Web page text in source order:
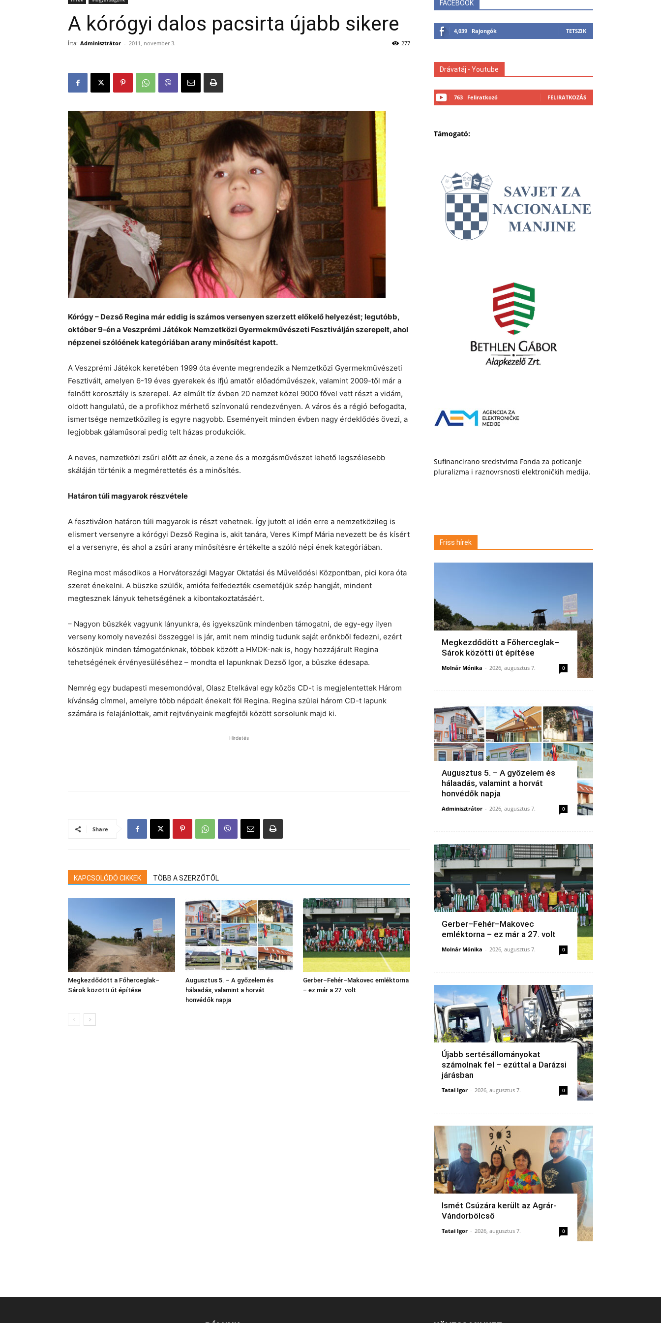
A kórógyi dalos pacsirta újabb sikere
Írta: Adminisztrátor - 2011, november 3. 277
Kórógy – Dezső Regina már eddig is számos versenyen szerzett előkelő helyezést; legutóbb,
október 9-én a Veszprémi Játékok Nemzetközi Gyermekművészeti Fesztiválján szerepelt, ahol
népzenei szólóének kategóriában arany minősítést kapott.
A Veszprémi Játékok keretében 1999 óta évente megrendezik a Nemzetközi Gyermekművészeti
Fesztivált, amelyen 6-19 éves gyerekek és ifjú amatőr előadóművészek, valamint 2009-től már a
felnőtt korosztály is szerepel. Az elmúlt tíz évben 20 nemzet közel 9000 fővel vett részt a vidám,
oldott hangulatú, de a profikhoz mérhető színvonalú rendezvényen. A város és a régió befogadta,
ismertsége nemzetközileg is egyre nagyobb. Eseményeit minden évben nagy érdeklődés övezi, a
legjobbak gálaműsorai pedig telt házas produkciók.
A neves, nemzetközi zsűri előtt az ének, a zene és a mozgásművészet lehető legszélesebb
skáláján történik a megmérettetés és a minősítés.
Határon túli magyarok részvétele
A fesztiválon határon túli magyarok is részt vehetnek. Így jutott el idén erre a nemzetközileg is
elismert versenyre a kórógyi Dezső Regina is, akit tanára, Veres Kimpf Mária nevezett be és kísért
el a versenyre, és ahol a zsűri arany minősítésre értékelte a szóló népi ének kategóriában.
Regina most másodikos a Horvátországi Magyar Oktatási és Művelődési Központban, pici kora óta
szeret énekelni. A büszke szülők, amióta felfedezték csemetéjük szép hangját, mindent
megtesznek lányuk tehetségének a kibontakoztatásáért.
– Nagyon büszkék vagyunk lányunkra, és igyekszünk mindenben támogatni, de egy-egy ilyen
verseny komoly nevezési összeggel is jár, amit nem mindig tudunk saját erőnkből fedezni, ezért
köszönjük minden támogatónknak, többek között a HMDK-nak is, hogy hozzájárult Regina
tehetségének érvényesüléséhez – mondta el lapunknak Dezső Igor, a büszke édesapa.
Nemrég egy budapesti mesemondóval, Olasz Etelkával egy közös CD-t is megjelentettek Három
kívánság címmel, amelyre több népdalt énekelt föl Regina. Regina szülei három CD-t lapunk
számára is felajánlottak, amit rejtvényeink megfejtői között sorsolunk majd ki.
Hirdetés
Share
KAPCSOLÓDÓ CIKKEK TÖBB A SZERZŐTŐL
Megkezdődött a Főherceglak–
Sárok közötti út építése
Augusztus 5. – A győzelem és
hálaadás, valamint a horvát
honvédők napja
Gerber–Fehér–Makovec emléktorna
– ez már a 27. volt
FACEBOOK
4,039 Rajongók TETSZIK
Drávatáj - Youtube
763 Feliratkozó FELIRATKOZÁS
Támogató:
Sufinancirano sredstvima Fonda za poticanje
pluralizma i raznovrsnosti elektroničkih medija.
Friss hírek
Megkezdődött a Főherceglak–
Sárok közötti út építése
Molnár Mónika - 2026, augusztus 7. 0
Augusztus 5. – A győzelem és
hálaadás, valamint a horvát
honvédők napja
Adminisztrátor - 2026, augusztus 7. 0
Gerber–Fehér–Makovec
emléktorna – ez már a 27. volt
Molnár Mónika - 2026, augusztus 7. 0
Újabb sertésállományokat
számolnak fel – ezúttal a Darázsi
járásban
Tatai Igor - 2026, augusztus 7. 0
Ismét Csúzára került az Agrár-
Vándorbölcső
Tatai Igor - 2026, augusztus 7. 0